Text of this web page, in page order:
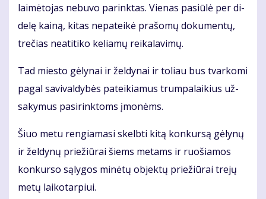
lai­mė­to­jas ne­bu­vo pa­rink­tas. Vie­nas pa­siū­lė per di­
de­lę kai­ną, ki­tas ne­pa­tei­kė pra­šo­mų do­ku­men­tų,
tre­čias ne­ati­ti­ko ke­lia­mų rei­ka­la­vi­mų.
Tad mies­to gė­ly­nai ir žel­dy­nai ir to­liau bus tvar­ko­mi
pa­gal sa­vi­val­dy­bės pa­tei­kia­mus trum­pa­lai­kius už­
sa­ky­mus pa­si­rink­toms įmo­nėms.
Šiuo me­tu ren­gia­ma­si skelb­ti ki­tą kon­kur­są gė­ly­nų
ir žel­dy­nų prie­žiū­rai šiems me­tams ir ruo­šia­mos
kon­kur­so są­ly­gos mi­nė­tų ob­jek­tų prie­žiū­rai tre­jų
me­tų lai­ko­tar­piui.